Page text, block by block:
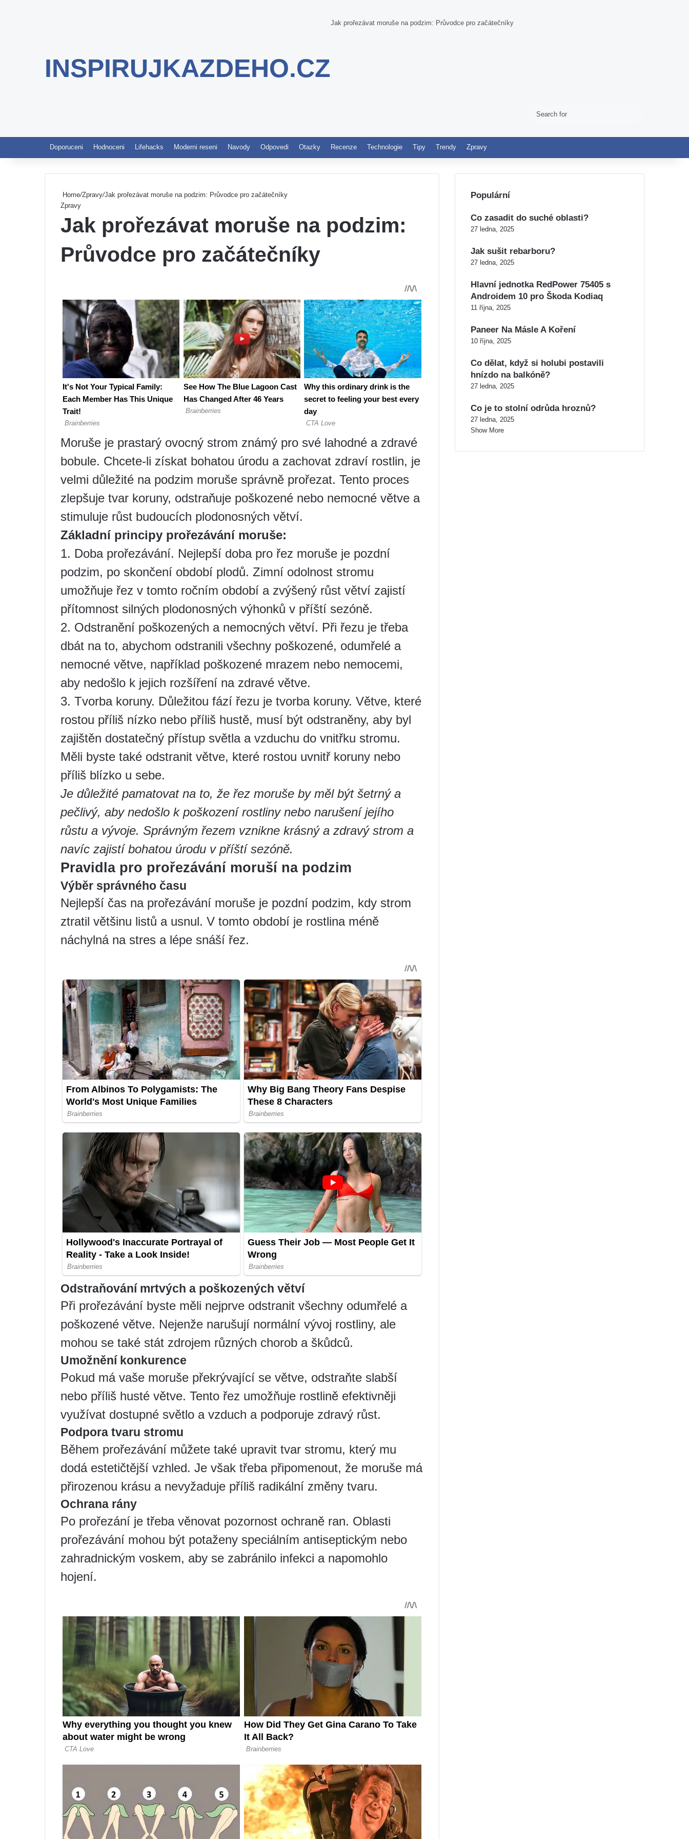
INSPIRUJKAZDEHO.CZ
Jak prořezávat moruše na podzim: Průvodce pro začátečníky
Switch skin
Doporuceni Hodnoceni Lifehacks Moderni reseni Navody Odpovedi Otazky Recenze Technologie Tipy Trendy Zpravy
Home/Zpravy/Jak prořezávat moruše na podzim: Průvodce pro začátečníky
Zpravy
Jak prořezávat moruše na podzim:
Průvodce pro začátečníky
Moruše je prastarý ovocný strom známý pro své lahodné a zdravé
bobule. Chcete-li získat bohatou úrodu a zachovat zdraví rostlin, je
velmi důležité na podzim moruše správně prořezat. Tento proces
zlepšuje tvar koruny, odstraňuje poškozené nebo nemocné větve a
stimuluje růst budoucích plodonosných větví.
Základní principy prořezávání moruše:
1. Doba prořezávání. Nejlepší doba pro řez moruše je pozdní
podzim, po skončení období plodů. Zimní odolnost stromu
umožňuje řez v tomto ročním období a zvýšený růst větví zajistí
přítomnost silných plodonosných výhonků v příští sezóně.
2. Odstranění poškozených a nemocných větví. Při řezu je třeba
dbát na to, abychom odstranili všechny poškozené, odumřelé a
nemocné větve, například poškozené mrazem nebo nemocemi,
aby nedošlo k jejich rozšíření na zdravé větve.
3. Tvorba koruny. Důležitou fází řezu je tvorba koruny. Větve, které
rostou příliš nízko nebo příliš hustě, musí být odstraněny, aby byl
zajištěn dostatečný přístup světla a vzduchu do vnitřku stromu.
Měli byste také odstranit větve, které rostou uvnitř koruny nebo
příliš blízko u sebe.
Je důležité pamatovat na to, že řez moruše by měl být šetrný a
pečlivý, aby nedošlo k poškození rostliny nebo narušení jejího
růstu a vývoje. Správným řezem vznikne krásný a zdravý strom a
navíc zajistí bohatou úrodu v příští sezóně.
Pravidla pro prořezávání moruší na podzim
Výběr správného času
Nejlepší čas na prořezávání moruše je pozdní podzim, kdy strom
ztratil většinu listů a usnul. V tomto období je rostlina méně
náchylná na stres a lépe snáší řez.
Odstraňování mrtvých a poškozených větví
Při prořezávání byste měli nejprve odstranit všechny odumřelé a
poškozené větve. Nejenže narušují normální vývoj rostliny, ale
mohou se také stát zdrojem různých chorob a škůdců.
Umožnění konkurence
Pokud má vaše moruše překrývající se větve, odstraňte slabší
nebo příliš husté větve. Tento řez umožňuje rostlině efektivněji
využívat dostupné světlo a vzduch a podporuje zdravý růst.
Podpora tvaru stromu
Během prořezávání můžete také upravit tvar stromu, který mu
dodá estetičtější vzhled. Je však třeba připomenout, že moruše má
přirozenou krásu a nevyžaduje příliš radikální změny tvaru.
Ochrana rány
Po prořezání je třeba věnovat pozornost ochraně ran. Oblasti
prořezávání mohou být potaženy speciálním antiseptickým nebo
zahradnickým voskem, aby se zabránilo infekci a napomohlo
hojení.
Populární
Co zasadit do suché oblasti?
27 ledna, 2025
Jak sušit rebarboru?
27 ledna, 2025
Hlavní jednotka RedPower 75405 s
Androidem 10 pro Škoda Kodiaq
11 října, 2025
Paneer Na Másle A Koření
10 října, 2025
Co dělat, když si holubi postavili
hnízdo na balkóně?
27 ledna, 2025
Co je to stolní odrůda hroznů?
27 ledna, 2025
Show More